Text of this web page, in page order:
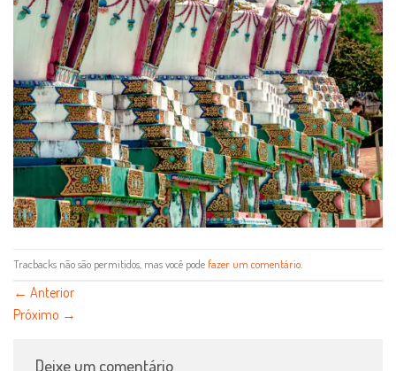
Tracbacks não são permitidos, mas você pode fazer um comentário.
← Anterior
Próximo →
Deixe um comentário